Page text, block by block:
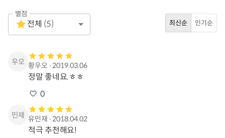
별점
1 Star
Empty
전체 (5) 최신순 인기순
황우오 ∙2019.03.06
정말 좋네요.ㅎㅎ
0
유민재 ∙2018.04.02
적극 추천해요!